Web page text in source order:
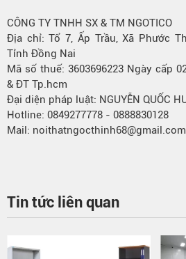
CÔNG TY TNHH SX & TM NGOTICO
Địa chỉ: Tổ 7, Ấp Trầu, Xã Phước
Tỉnh Đồng Nai
Mã số thuế: 3603696223 Ngày cấp
& ĐT Tp.hcm
Đại diện pháp luật: NGUYỄN QUỐC
Hotline: 0849277778 - 0888830128
Mail: noithatngocthinh68@gmail.com
Tin tức liên quan